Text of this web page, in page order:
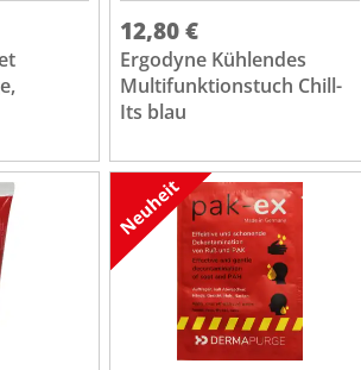
12,80 €
Ergodyne Kühlendes
Multifunktionstuch Chill-
Its blau